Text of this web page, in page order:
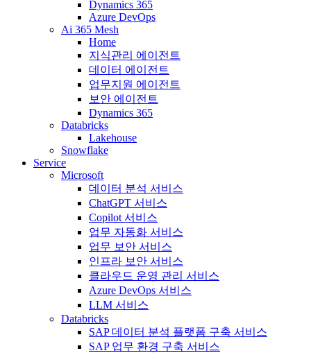
Dynamics 365
Azure DevOps
Ai 365 Mesh
Home
지식관리 에이전트
데이터 에이전트
업무지원 에이전트
보안 에이전트
Dynamics 365
Databricks
Lakehouse
Snowflake
Service
Microsoft
데이터 분석 서비스
ChatGPT 서비스
Copilot 서비스
업무 자동화 서비스
업무 보안 서비스
인프라 보안 서비스
클라우드 운영 관리 서비스
Azure DevOps 서비스
LLM 서비스
Databricks
SAP 데이터 분석 플랫폼 구축 서비스
SAP 업무 환경 구축 서비스